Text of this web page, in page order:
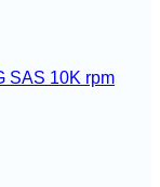
SAS 10K rpm